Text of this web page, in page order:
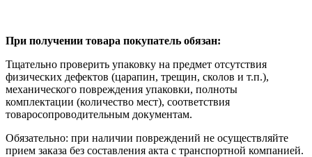
При получении товара покупатель обязан:
Тщательно проверить упаковку на предмет отсутствия
физических дефектов (царапин, трещин, сколов и т.п.),
механического повреждения упаковки, полноты
комплектации (количество мест), соответствия
товаросопроводительным документам.
Обязательно: при наличии повреждений не осуществляйте
прием заказа без составления акта с транспортной компанией.